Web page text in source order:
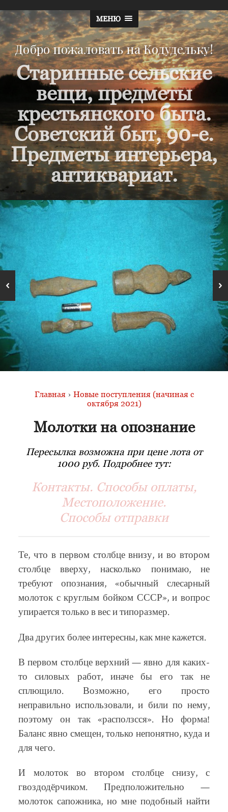
МЕНЮ
Добро пожаловать на Кодудельку!
Старинные сельские
вещи, предметы
крестьянского быта.
Советский быт, 90-е.
Предметы интерьера,
антиквариат.
Главная › Новые поступления (начиная с
октября 2021)
Молотки на опознание
Пересылка возможна при цене лота от
1000 руб. Подробнее тут:
Контакты. Способы оплаты,
Местоположение.
Способы отправки
Те, что в первом столбце внизу, и во втором
столбце вверху, насколько понимаю, не
требуют опознания, «обычный слесарный
молоток с круглым бойком СССР», и вопрос
упирается только в вес и типоразмер.
Два других более интересны, как мне кажется.
В первом столбце верхний — явно для каких-
то силовых работ, иначе бы его так не
сплющило. Возможно, его просто
неправильно использовали, и били по нему,
поэтому он так «расползсся». Но форма!
Баланс явно смещен, только непонятно, куда и
для чего.
И молоток во втором столбце снизу, с
гвоздодёрчиком. Предположительно —
молоток сапожника, но мне подобный найти